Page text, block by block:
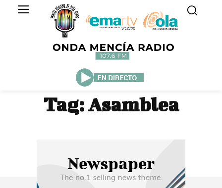
Tag:Asamblea